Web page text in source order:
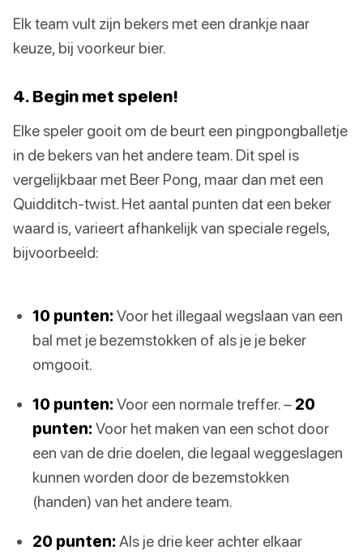
Elk team vult zijn bekers met een drankje naar
keuze, bij voorkeur bier.
4. Begin met spelen!
Elke speler gooit om de beurt een pingpongballetje
in de bekers van het andere team. Dit spel is
vergelijkbaar met Beer Pong, maar dan met een
Quidditch-twist. Het aantal punten dat een beker
waard is, varieert afhankelijk van speciale regels,
bijvoorbeeld:
10 punten: Voor het illegaal wegslaan van een
bal met je bezemstokken of als je je beker
omgooit.
10 punten: Voor een normale treffer. – 20
punten: Voor het maken van een schot door
een van de drie doelen, die legaal weggeslagen
kunnen worden door de bezemstokken
(handen) van het andere team.
20 punten: Als je drie keer achter elkaar